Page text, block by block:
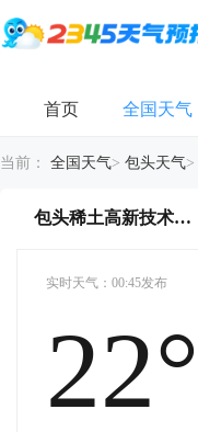
首页 全国天气
当前： 全国天气> 包头天气>
包头稀土高新技术产业开发区今天天气详情
实时天气：00:45发布
22°